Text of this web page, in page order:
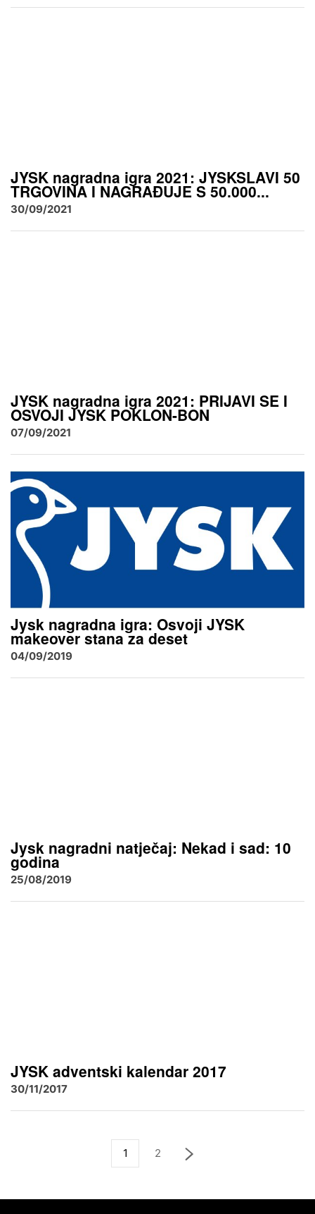
JYSK nagradna igra 2021: JYSKSLAVI 50
TRGOVINA I NAGRAĐUJE S 50.000...
30/09/2021
JYSK nagradna igra 2021: PRIJAVI SE I
OSVOJI JYSK POKLON-BON
07/09/2021
Jysk nagradna igra: Osvoji JYSK
makeover stana za deset
04/09/2019
Jysk nagradni natječaj: Nekad i sad: 10
godina
25/08/2019
JYSK adventski kalendar 2017
30/11/2017
1 2